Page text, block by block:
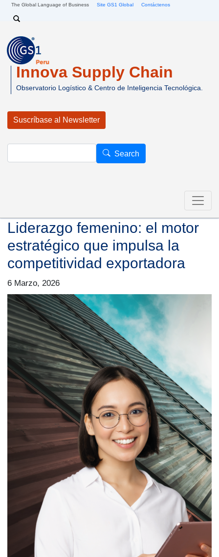
Pasar al contenido principal
The Global Language of Business Site GS1 Global Contáctenos
Search
Innova Supply Chain
Observatorio Logístico & Centro de Inteligencia Tecnológica.
Suscríbase al Newsletter
Search
Liderazgo femenino: el motor
estratégico que impulsa la
competitividad exportadora
6 Marzo, 2026